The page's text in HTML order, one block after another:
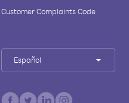
Customer Complaints Code
Español